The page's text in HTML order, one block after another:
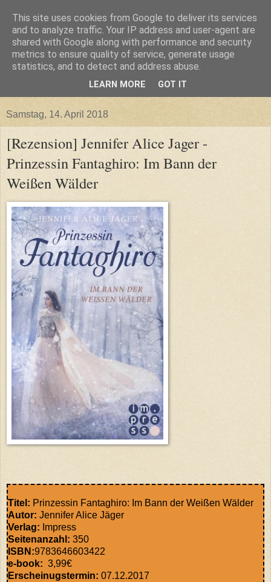
Samstag, 14. April 2018
[Rezension] Jennifer Alice Jager -
Prinzessin Fantaghiro: Im Bann der
Weißen Wälder
Titel: Prinzessin Fantaghiro: Im Bann der Weißen Wälder
Autor: Jennifer Alice Jäger
Verlag: Impress
Seitenanzahl: 350
ISBN:9783646603422
e-book: 3,99€
Erscheinugstermin: 07.12.2017
This site uses cookies from Google to deliver its services
and to analyze traffic. Your IP address and user-agent are
shared with Google along with performance and security
metrics to ensure quality of service, generate usage
statistics, and to detect and address abuse.
LEARN MORE GOT IT